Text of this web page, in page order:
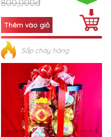
800,000đ
Sắp cháy hàng